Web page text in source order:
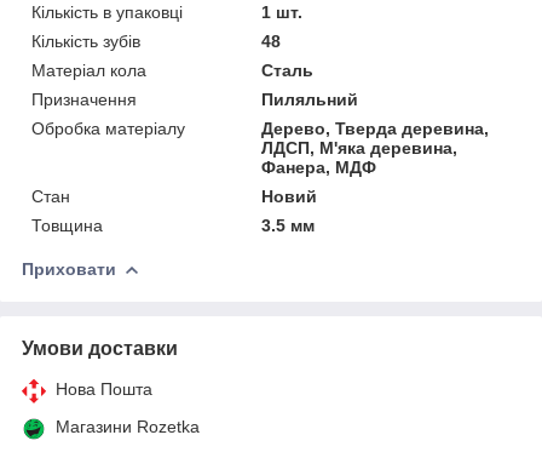
Кількість в упаковці
1 шт.
Кількість зубів
48
Матеріал кола
Сталь
Призначення
Пиляльний
Обробка матеріалу
Дерево, Тверда деревина,
ЛДСП, М'яка деревина,
Фанера, МДФ
Стан
Новий
Товщина
3.5 мм
Приховати
Умови доставки
Нова Пошта
Магазини Rozetka